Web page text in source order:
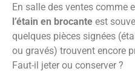
En salle des ventes comme
l’étain en brocante est
quelques pièces signées
ou gravés) trouvent encore
Faut-il jeter ou conserver ?